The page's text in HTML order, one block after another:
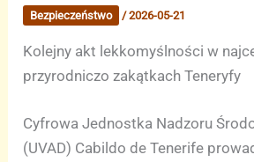
Bezpieczeństwo /2026-05-21
Kolejny akt lekkomyślności w
przyrodniczo zakątkach Teneryfy
Cyfrowa Jednostka Nadzoru
(UVAD) Cabildo de Tenerife